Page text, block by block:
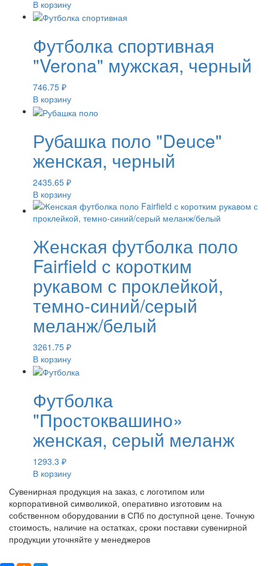
В корзину
Футболка спортивная
"Verona" мужская, черный
746.75 ₽
В корзину
Рубашка поло "Deuce"
женская, черный
2435.65 ₽
В корзину
Женская футболка поло
Fairfield с коротким
рукавом с проклейкой,
темно-синий/серый
меланж/белый
3261.75 ₽
В корзину
Футболка
"Простоквашино»
женская, серый меланж
1293.3 ₽
В корзину
Сувенирная продукция на заказ, с логотипом или
корпоративной символикой, оперативно изготовим на
собственном оборудовании в СПб по доступной цене. Точную
стоимость, наличие на остатках, сроки поставки сувенирной
продукции уточняйте у менеджеров